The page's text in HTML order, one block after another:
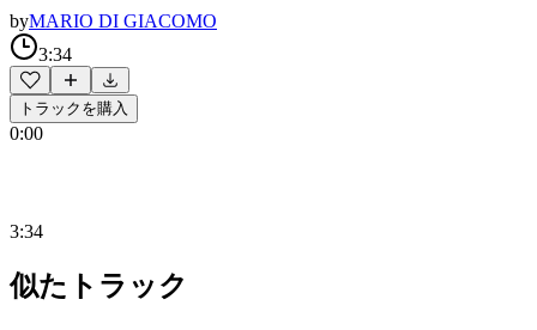
byMARIO DI GIACOMO
3:34
トラックを購入
0:00
3:34
似たトラック